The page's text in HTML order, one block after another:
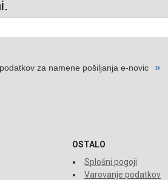
OSTALO
Splošni pogoji
Varovanje podatkov